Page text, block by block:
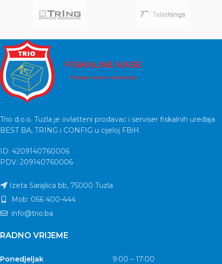
Trio d.o.o. Tuzla je ovlašteni prodavac i serviser fiskalnih uređaja
BEST BA, TRING i CONFIG u cijeloj FBiH.
ID: 4209140760006
PDV: 209140760006
Izeta Sarajlića bb, 75000 Tuzla
Mob: 066 400-444
info@trio.ba
RADNO VRIJEME
Ponedjeljak
9:00 – 17:00